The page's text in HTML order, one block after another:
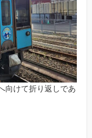
向けて折り返しであ